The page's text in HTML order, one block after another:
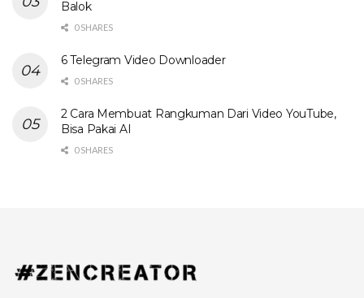
Balok
0 SHARES
6 Telegram Video Downloader
0 SHARES
2 Cara Membuat Rangkuman Dari Video YouTube,
Bisa Pakai AI
0 SHARES